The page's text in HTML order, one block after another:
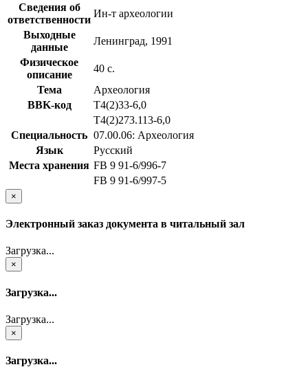
Сведения об
ответственности
Ин-т археологии
Выходные
данные
Ленинград, 1991
Физическое
описание
40 с.
Тема
Археология
BBK-код
Т4(2)33-6,0
Т4(2)273.113-6,0
Специальность 07.00.06: Археология
Язык
Русский
Места хранения FB 9 91-6/996-7
FB 9 91-6/997-5
×
Электронный заказ документа в читальный зал
Загрузка...
×
Загрузка...
Загрузка...
×
Загрузка...